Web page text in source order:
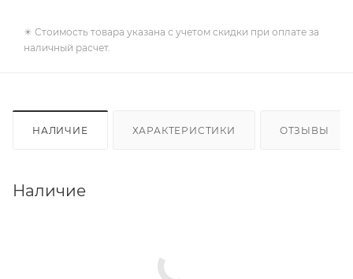
✴️ Стоимость товара указана с учетом скидки при оплате за
наличный расчет.
НАЛИЧИЕ ХАРАКТЕРИСТИКИ ОТЗЫВЫ
Наличие